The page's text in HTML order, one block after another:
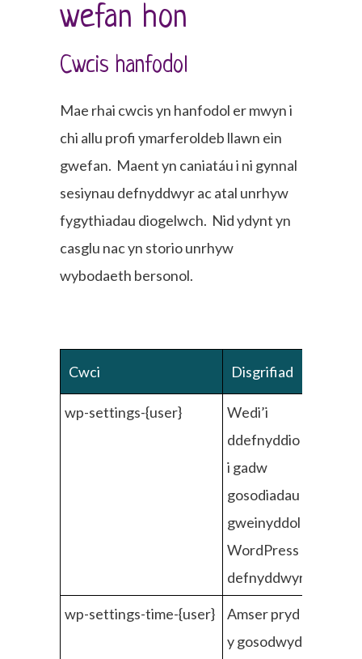
wefan hon
Cwcis hanfodol
Mae rhai cwcis yn hanfodol er mwyn i
chi allu profi ymarferoldeb llawn ein
gwefan. Maent yn caniatáu i ni gynnal
sesiynau defnyddwyr ac atal unrhyw
fygythiadau diogelwch. Nid ydynt yn
casglu nac yn storio unrhyw
wybodaeth bersonol.
Cwci Disgrifiad
wp-settings-{user}
Wedi’i
ddefnyddio
i gadw
gosodiadau
gweinyddol
WordPress
defnyddwyr
wp-settings-time-{user}
Amser pryd
y gosodwyd